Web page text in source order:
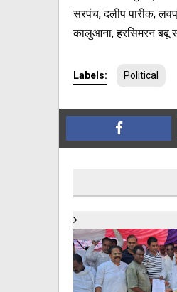
सरपंच, दलीप पारीक,
कालुआना, हरसिमरन बबू
Labels: Political